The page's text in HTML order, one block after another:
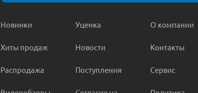
Новинки
Хиты продаж
Распродажа
Уценка
Новости
Поступления
О компании
Контакты
Сервис